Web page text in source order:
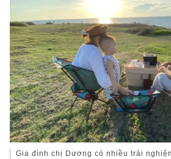
Gia đình chị Dương có nhiều trải